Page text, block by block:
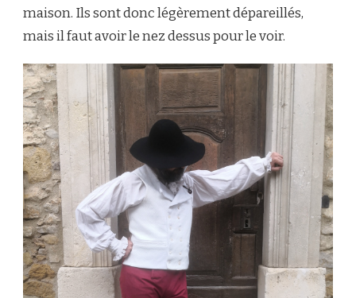
maison. Ils sont donc légèrement dépareillés,
mais il faut avoir le nez dessus pour le voir.